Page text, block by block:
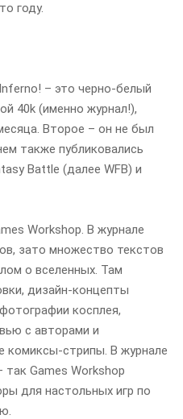
году.
– это черно-белый
40k (именно журнал!),
Второе – он не был
также публиковались
Battle (далее WFB) и
Workshop. В журнале
зато множество текстов
о вселенных. Там
дизайн-концепты
косплея,
с авторами и
комиксы-стрипы. В журнале
Games Workshop
для настольных игр по